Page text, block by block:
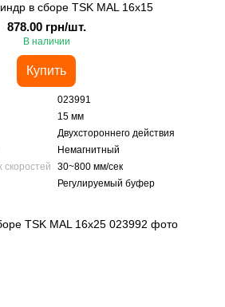
в сборе TSK MAL 16x15
878.00 грн/шт.
В наличии
Купить
023991
15 мм
Двухстороннего действия
Немагнитный
30~800 мм/сек
Регулируемый буфер